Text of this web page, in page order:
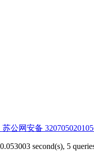
公网安备
second(s), 5